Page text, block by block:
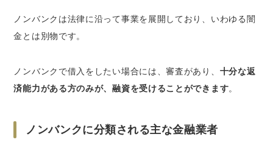
ノンバンクは法律に沿って事業を展開しており、いわゆる闇
金とは別物です。
ノンバンクで借入をしたい場合には、審査があり、 十分な返
済能力がある方のみが、融資を受けることができます。
ノンバンクに分類される主な金融業者